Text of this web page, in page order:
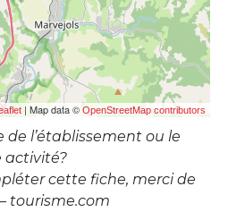
| Map data © OpenStreetMap contributors
de l’établissement ou le
activité?
cette fiche, merci de
tourisme.com